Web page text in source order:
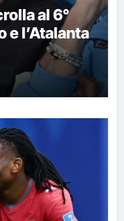
al 6°
e l’Atalanta